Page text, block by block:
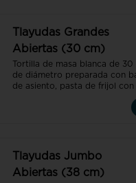
Tlayudas Grandes
Abiertas (30 cm)
Tortilla de masa blanca de 30
de diámetro preparada con
de asiento, pasta de frijol con
Tlayudas Jumbo
Abiertas (38 cm)